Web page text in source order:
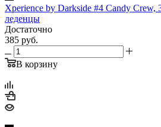
Xperience by Darkside #4 Candy Crew,
леденцы
Достаточно
385 руб.
В корзину